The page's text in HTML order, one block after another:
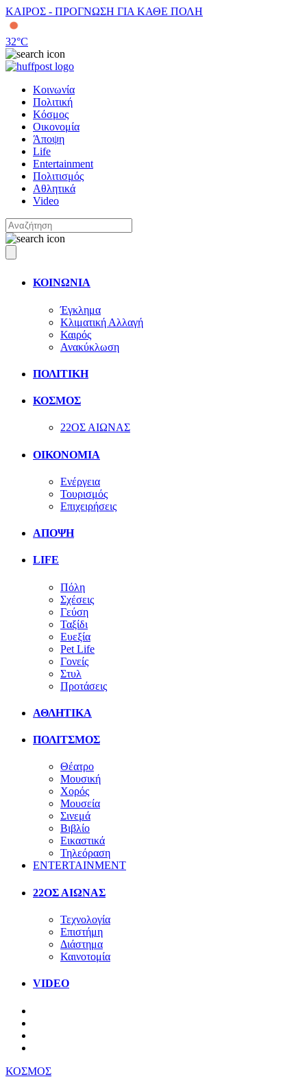
ΚΑΙΡΟΣ - ΠΡΟΓΝΩΣΗ ΓΙΑ ΚΑΘΕ ΠΟΛΗ
32°C
Κοινωνία
Πολιτική
Κόσμος
Οικονομία
Άποψη
Life
Entertainment
Πολιτισμός
Αθλητικά
Video
ΚΟΙΝΩΝΙΑ
Έγκλημα
Κλιματική Αλλαγή
Καιρός
Ανακύκλωση
ΠΟΛΙΤΙΚΗ
ΚΟΣΜΟΣ
22ΟΣ ΑΙΩΝΑΣ
ΟΙΚΟΝΟΜΙΑ
Ενέργεια
Τουρισμός
Επιχειρήσεις
ΑΠΟΨΗ
LIFE
Πόλη
Σχέσεις
Γεύση
Ταξίδι
Ευεξία
Pet Life
Γονείς
Στυλ
Προτάσεις
ΑΘΛΗΤΙΚΑ
ΠΟΛΙΤΣΜΟΣ
Θέατρο
Μουσική
Χορός
Μουσεία
Σινεμά
Βιβλίο
Εικαστικά
Τηλεόραση
ENTERTAINMENT
22ΟΣ ΑΙΩΝΑΣ
Τεχνολογία
Επιστήμη
Διάστημα
Καινοτομία
VIDEO
ΚΟΣΜΟΣ